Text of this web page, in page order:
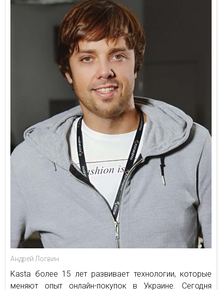
Андрей Логвин
Kasta более 15 лет развивает технологии, которые
меняют опыт онлайн-покупок в Украине. Сегодня